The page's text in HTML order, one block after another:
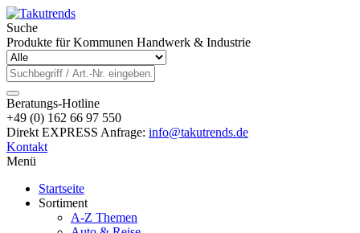
Suche
Produkte für Kommunen Handwerk & Industrie
Beratungs-Hotline
+49 (0) 162 66 97 550
Direkt EXPRESS Anfrage: info@takutrends.de
Kontakt
Menü
Startseite
Sortiment
A-Z Themen